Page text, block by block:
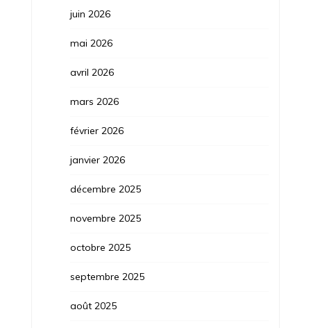
juin 2026
mai 2026
avril 2026
mars 2026
février 2026
janvier 2026
décembre 2025
novembre 2025
octobre 2025
septembre 2025
août 2025